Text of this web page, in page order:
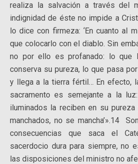
realiza la salvación a través del
indignidad de éste no impide a
lo dice con firmeza: ‘En cuanto al
que colocarlo con el diablo. Sin
no por ello es profanado: lo que
conserva su pureza, lo que pasa
y llega a la tierra fértil… En efecto,
sacramento es semejante a la
iluminados la reciben en su
manchados, no se mancha’».14
consecuencias que saca el
sacerdocio dura para siempre, no
las disposiciones del ministro no